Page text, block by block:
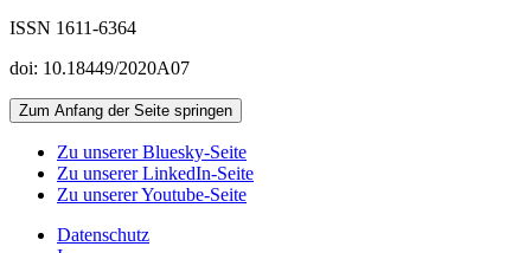
ISSN 1611-6364
doi: 10.18449/2020A07
Zum Anfang der Seite springen
Zu unserer Bluesky-Seite
Zu unserer LinkedIn-Seite
Zu unserer Youtube-Seite
Datenschutz